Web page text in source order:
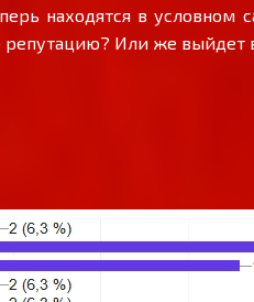
находятся в условном
Или же выйдет